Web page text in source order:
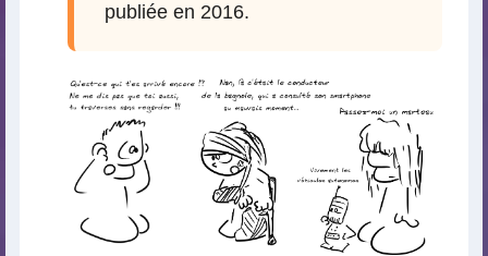
publiée en 2016.